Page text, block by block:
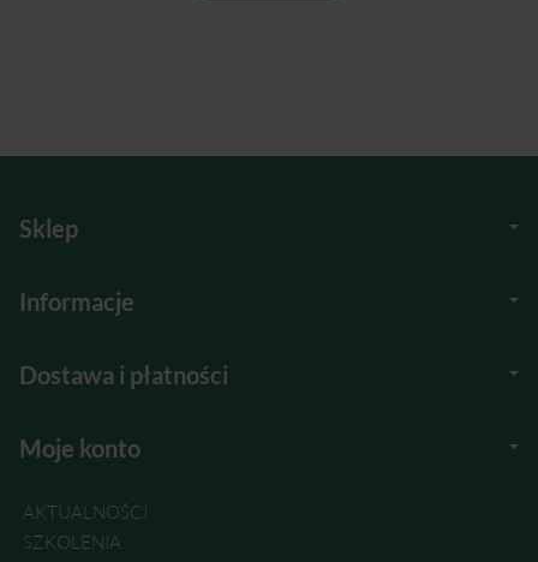
Sklep
Informacje
Dostawa i płatności
Moje konto
AKTUALNOŚCI
SZKOLENIA